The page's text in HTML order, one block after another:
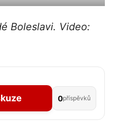
Boleslavi. Video:
0příspěvků